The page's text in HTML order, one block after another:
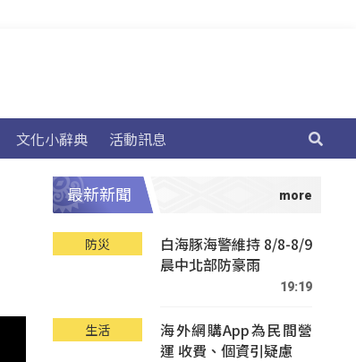
文化小辭典 活動訊息
最新新聞
防災
白海豚海警維持 8/8-8/9
晨中北部防豪雨
19:19
生活
海外網購App為民間營
運 收費、個資引疑慮